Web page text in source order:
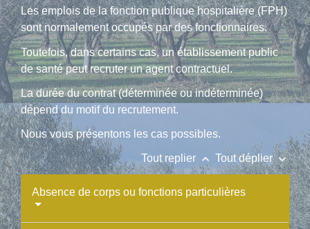
Les emplois de la fonction publique hospitalière (FPH)
sont normalement occupés par des fonctionnaires.
Toutefois, dans certains cas, un établissement public
de santé peut recruter un agent contractuel.
La durée du contrat (déterminée ou indéterminée)
dépend du motif du recrutement.
Nous vous présentons les cas possibles.
Tout replier keyboard_arrow_up Tout déplierkeyboard_arrow_down
Absence de corps ou fonctions particulières